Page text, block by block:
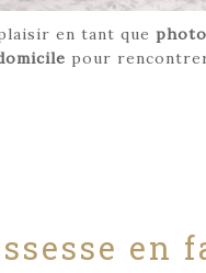
en tant que
pour